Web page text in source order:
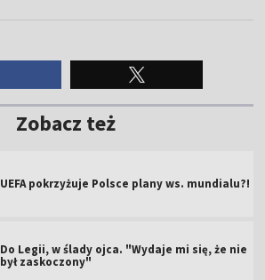
Zobacz też
UEFA pokrzyżuje Polsce plany ws. mundialu?!
Do Legii, w ślady ojca. "Wydaje mi się, że nie
był zaskoczony"